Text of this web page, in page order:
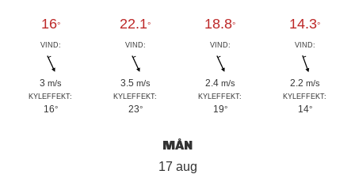
16°
VIND:
3 m/s
KYLEFFEKT:
16°
22.1°
VIND:
3.5 m/s
KYLEFFEKT:
23°
18.8°
VIND:
2.4 m/s
KYLEFFEKT:
19°
14.3°
VIND:
2.2 m/s
KYLEFFEKT:
14°
MÅN
17 aug